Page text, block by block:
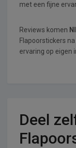
met een fijne
Reviews komen
Flapoorstickers
ervaring op eigen
Deel